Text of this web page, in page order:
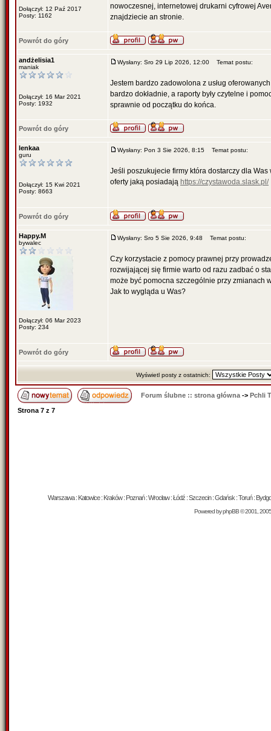
Dołączył: 12 Paź 2017
Posty: 1162
nowoczesnej, internetowej drukarni cyfrowej
znajdziecie an stronie.
Powrót do góry
andżelisia1
maniak
Dołączył: 16 Mar 2021
Posty: 1932
Wysłany: Sro 29 Lip 2026, 12:00 Temat postu:
Jestem bardzo zadowolona z usług
bardzo dokładnie, a raporty były czytelne i
sprawnie od początku do końca.
Powrót do góry
lenkaa
guru
Dołączył: 15 Kwi 2021
Posty: 8663
Wysłany: Pon 3 Sie 2026, 8:15 Temat postu:
Jeśli poszukujecie firmy która dostarczy dla
oferty jaką posiadają https://czystawoda.slask.pl/
Powrót do góry
Happy.M
bywalec
Dołączył: 06 Mar 2023
Posty: 234
Wysłany: Sro 5 Sie 2026, 9:48 Temat postu:
Czy korzystacie z pomocy prawnej przy
rozwijającej się firmie warto od razu zadbać o
może być pomocna szczególnie przy zmianach
Jak to wygląda u Was?
Powrót do góry
Wyświetl posty z ostatnich:
Forum ślubne :: strona główna -> Pchli
Strona 7 z 7
Warszawa : Katowice : Kraków : Poznań : Wrocław : Łódź : Szczecin : Gdańsk : Toruń :
Powered byphpBB© 2001,